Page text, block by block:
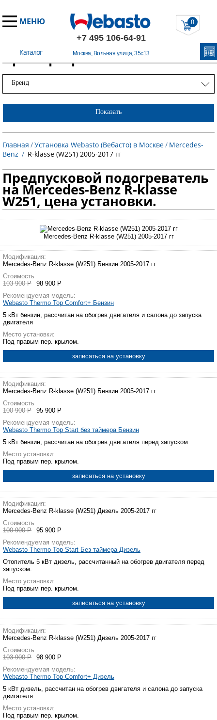
МЕНЮ
+7 495 106-64-91
Москва, Вольная улица, 35с13
Каталог
0
Примеры работ
Бренд
Показать
Главная /Установка Webasto (Вебасто) в Москве/ Mercedes-
Benz / R-klasse (W251) 2005-2017 гг
Предпусковой подогреватель
на Mercedes-Benz R-klasse
W251, цена установки.
Mercedes-Benz R-klasse (W251) 2005-2017 гг
Модификация:
Mercedes-Benz R-klasse (W251) Бензин 2005-2017 гг
Стоимость
103 900 Р
98 900 Р
Рекомендуемая модель:
Webasto Thermo Top Comfort+ Бензин
5 кВт бензин, рассчитан на обогрев двигателя и салона до запуска
двигателя
Место установки:
Под правым пер. крылом.
записаться на установку
Модификация:
Mercedes-Benz R-klasse (W251) Бензин 2005-2017 гг
Стоимость
100 900 Р
95 900 Р
Рекомендуемая модель:
Webasto Thermo Top Start без таймера Бензин
5 кВт бензин, рассчитан на обогрев двигателя перед запуском
Место установки:
Под правым пер. крылом.
записаться на установку
Модификация:
Mercedes-Benz R-klasse (W251) Дизель 2005-2017 гг
Стоимость
100 900 Р
95 900 Р
Рекомендуемая модель:
Webasto Thermo Top Start Без таймера Дизель
Отопитель 5 кВт дизель, рассчитанный на обогрев двигателя перед
запуском.
Место установки:
Под правым пер. крылом.
записаться на установку
Модификация:
Mercedes-Benz R-klasse (W251) Дизель 2005-2017 гг
Стоимость
103 900 Р
98 900 Р
Рекомендуемая модель:
Webasto Thermo Top Comfort+ Дизель
5 кВт дизель, рассчитан на обогрев двигателя и салона до запуска
двигателя
Место установки:
Под правым пер. крылом.